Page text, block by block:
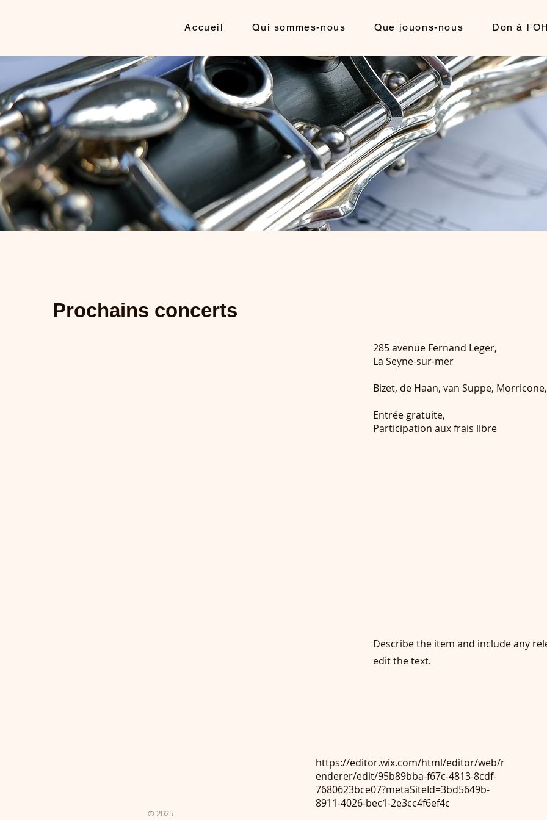
Accueil Qui sommes-nous Que jouons-nous Don à
Prochains concerts
285 avenue Fernand Leger,
La Seyne-sur-mer
Bizet, de Haan, van Suppe,
Entrée gratuite,
Participation aux frais libre
Describe the item and include any
edit the text.
© 2025
https://editor.wix.com/html/editor/web/r
enderer/edit/95b89bba-f67c-4813-8cdf-
7680623bce07?metaSiteId=3bd5649b-
8911-4026-bec1-2e3cc4f6ef4c